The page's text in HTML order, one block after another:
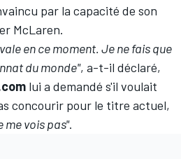
par la capacité de son
McLaren.
en ce moment. Je ne fais que
du monde", a-t-il déclaré,
lui a demandé s'il voulait
concourir pour le titre actuel,
me vois pas".